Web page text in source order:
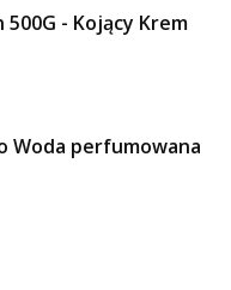
- Kojący Krem
Woda perfumowana